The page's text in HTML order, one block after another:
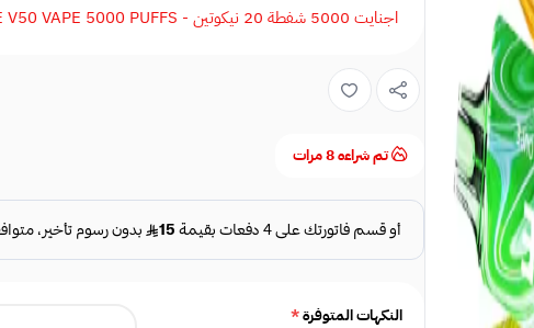
اجنايت 5000 شفطة 20 نيكوتين - IGNITE V50 VAPE 5000 PUFFS
تم شراءه8مرات
النكهات المتوفرة*